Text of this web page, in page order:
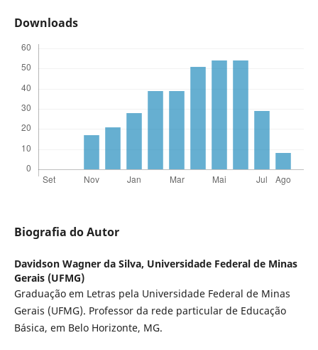
Downloads
Biografia do Autor
Davidson Wagner da Silva, Universidade Federal de Minas
Gerais (UFMG)
Graduação em Letras pela Universidade Federal de Minas
Gerais (UFMG). Professor da rede particular de Educação
Básica, em Belo Horizonte, MG.